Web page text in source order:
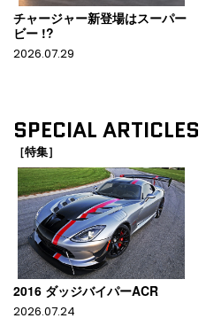
チャージャー新登場はスーパー
ビー !?
2026.07.29
SPECIAL ARTICLES
［特集］
2016 ダッジバイパーACR
2026.07.24